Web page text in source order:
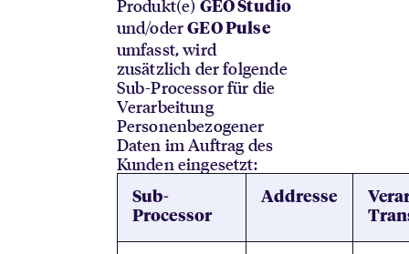
Produkt(e) GEO Studio
und/oderGEO Pulse
umfasst, wird
zusätzlich der folgende
Sub-Processor für die
Verarbeitung
Personenbezogener
Daten im Auftrag des
Kunden eingesetzt:
Sub-
Processor
Addresse